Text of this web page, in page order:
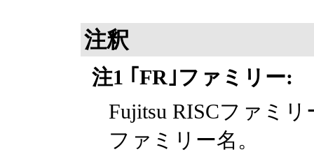
注釈
注1 ｢FR｣ファミリー:
Fujitsu RISCファミ
ファミリー名。